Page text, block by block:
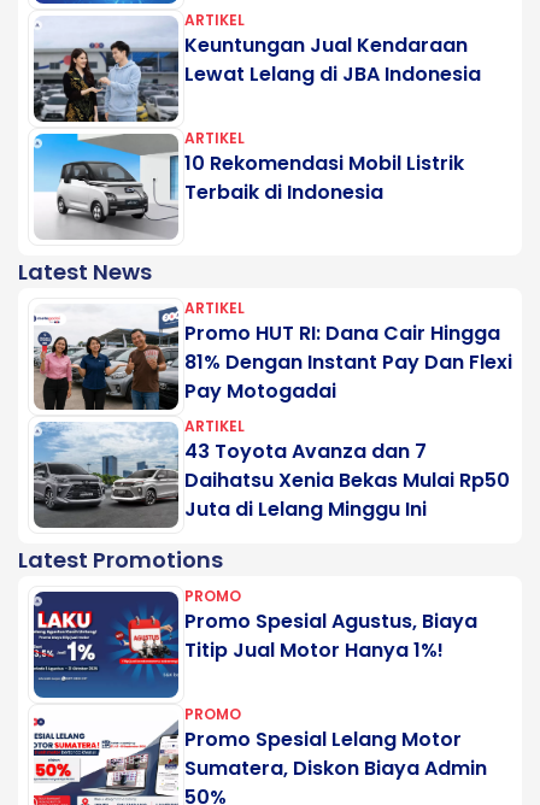
ARTIKEL
Keuntungan Jual Kendaraan
Lewat Lelang di JBA Indonesia
ARTIKEL
10 Rekomendasi Mobil Listrik
Terbaik di Indonesia
Latest News
ARTIKEL
Promo HUT RI: Dana Cair Hingga
81% Dengan Instant Pay Dan Flexi
Pay Motogadai
ARTIKEL
43 Toyota Avanza dan 7
Daihatsu Xenia Bekas Mulai Rp50
Juta di Lelang Minggu Ini
Latest Promotions
PROMO
Promo Spesial Agustus, Biaya
Titip Jual Motor Hanya 1%!
PROMO
Promo Spesial Lelang Motor
Sumatera, Diskon Biaya Admin
50%